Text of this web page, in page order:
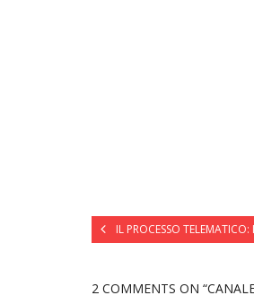
IL PROCESSO
2 COMMENTS ON